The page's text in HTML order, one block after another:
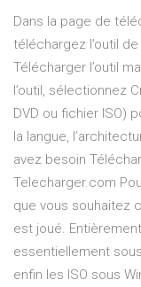
Dans la page de
téléchargez l’outil
Télécharger l’outil
l’outil, sélectionnez
DVD ou fichier ISO)
la langue,
avez besoin
Telecharger.com
que vous souhaitez
est joué.
essentiellement
enfin les ISO sous